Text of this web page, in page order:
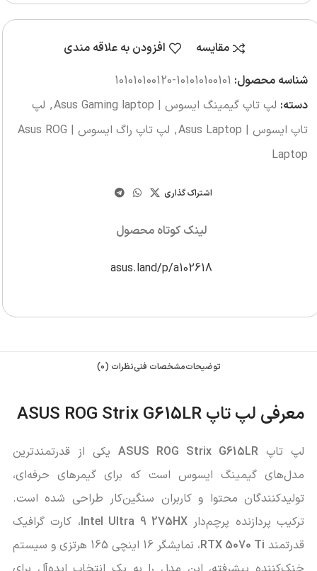
مقایسه
افزودن به علاقه مندی
شناسه محصول: 101010100101-101010100120
دسته: لپ تاپ گیمینگ ایسوس | Asus Gaming laptop , لپ
تاپ ایسوس | Asus Laptop
,
لپ تاپ راگ ایسوس | Asus ROG
Laptop
اشتراک گذاری
لینک کوتاه محصول
asus.land/p/a102618
توضیحاتمشخصات فنینظرات (0)
معرفی لپ تاپ ASUS ROG Strix G615LR
لپ‌ تاپ ASUS ROG Strix G615LR یکی از قدرتمندترین
مدل‌های گیمینگ ایسوس است که برای گیمرهای حرفه‌ای،
تولیدکنندگان محتوا و کاربران سنگین‌کار طراحی شده است.
ترکیب پردازنده پرچم‌دارIntel Ultra 9 275HX، کارت گرافیک
قدرتمند RTX 5070 Ti
، نمایشگر 16 اینچی 165 هرتزی و سیستم